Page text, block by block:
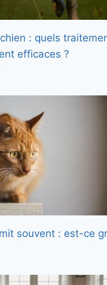
: quels
efficaces ?
souvent : est-ce